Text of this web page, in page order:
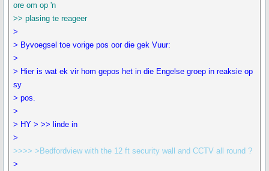
ore om op 'n
>> plasing te reageer
>
> Byvoegsel toe vorige pos oor die gek Vuur:
>
> Hier is wat ek vir hom gepos het in die Engelse groep in reaksie op
sy
> pos.
>
> HY > >> linde in
>
>>>> >Bedfordview with the 12 ft security wall and CCTV all round ?
>